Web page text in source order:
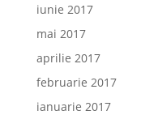
iunie 2017
mai 2017
aprilie 2017
februarie 2017
ianuarie 2017